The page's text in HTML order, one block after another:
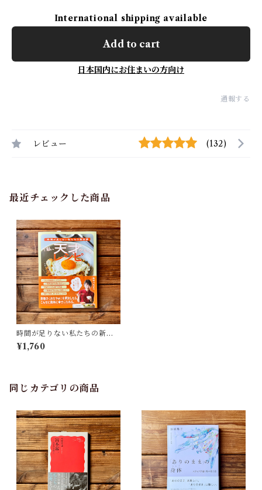
International shipping available
Add to cart
日本国内にお住まいの方向け
通報する
レビュー (132)
最近チェックした商品
時間が足りない私たちの新定
番 「私、天才かも！」レシ
ピ | 長谷川 あかり
¥1,760
同じカテゴリの商品